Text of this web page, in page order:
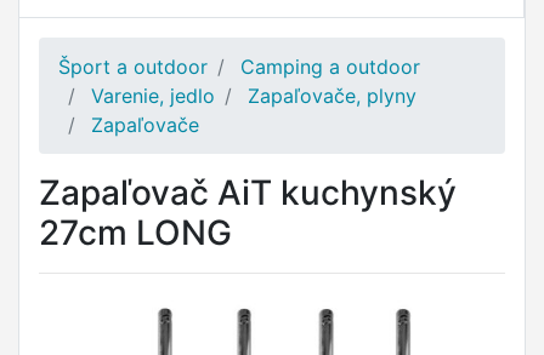
Šport a outdoor
Camping a outdoor
Varenie, jedlo
Zapaľovače, plyny
Zapaľovače
Zapaľovač AiT kuchynský
27cm LONG